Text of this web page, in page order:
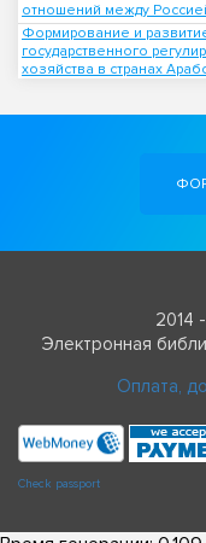
отношений между
Формирование и
государственного
хозяйства в странах
2014
Электронная
Оплата,
Check passport